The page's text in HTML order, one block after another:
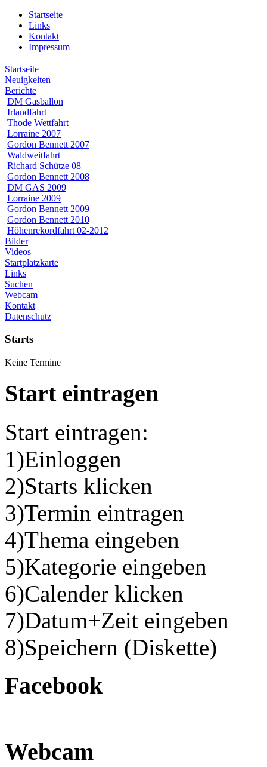
Startseite
Links
Kontakt
Impressum
Startseite
Neuigkeiten
Berichte
DM Gasballon
Irlandfahrt
Thode Wettfahrt
Lorraine 2007
Gordon Bennett 2007
Waldweitfahrt
Richard Schütze 08
Gordon Bennett 2008
DM GAS 2009
Lorraine 2009
Gordon Bennett 2009
Gordon Bennett 2010
Höhenrekordfahrt 02-2012
Bilder
Videos
Startplatzkarte
Links
Suchen
Webcam
Kontakt
Datenschutz
Starts
Keine Termine
Start eintragen
Start eintragen:
1)Einloggen
2)Starts klicken
3)Termin eintragen
4)Thema eingeben
5)Kategorie eingeben
6)Calender klicken
7)Datum+Zeit eingeben
8)Speichern (Diskette)
Facebook
Webcam